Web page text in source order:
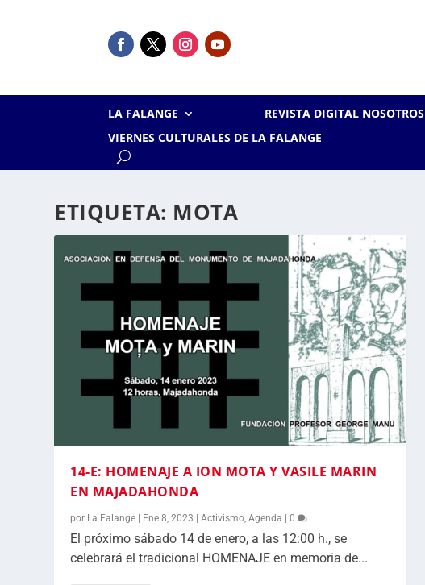
LA FALANGE REVISTA DIGITAL NOSOTROS
VIERNES CULTURALES DE LA FALANGE
ETIQUETA: MOTA
14-E: HOMENAJE A ION MOTA Y VASILE MARIN
EN MAJADAHONDA
por La Falange Ene 8, 2023 |Activismo,Agenda |0
El próximo sábado 14 de enero, a las 12:00 h., se
celebrará el tradicional HOMENAJE en memoria de...